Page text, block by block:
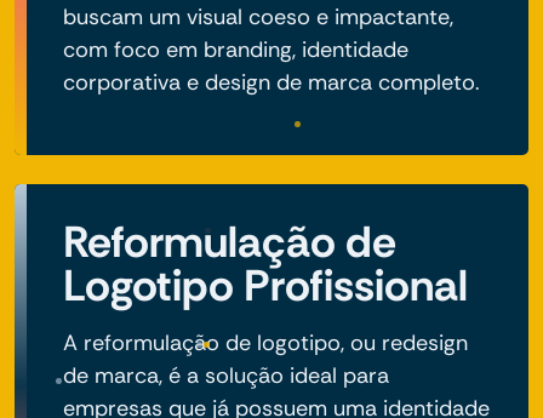
buscam um visual coeso e impactante,
com foco em branding, identidade
corporativa e design de marca completo.
Reformulação de
Logotipo Profissional
A reformulação de logotipo, ou redesign
de marca, é a solução ideal para
empresas que já possuem uma identidade